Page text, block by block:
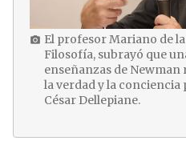
photo_camera El profesor Mariano de
Filosofía, subrayó que
enseñanzas de
la verdad y la
César Dellepiane.